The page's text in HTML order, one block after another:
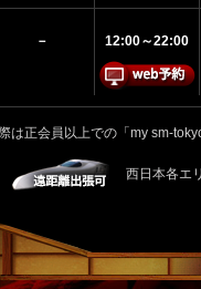
－ 12:00～22:00
は正会員以上での「my sm-
西日本各エ